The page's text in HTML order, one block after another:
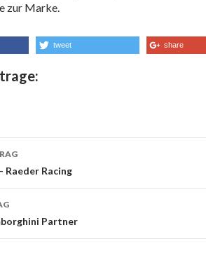
zur Marke.
tweet share
Raeder Racing
Partner